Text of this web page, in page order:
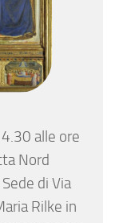
alle ore
Nord
di Via
Rilke in